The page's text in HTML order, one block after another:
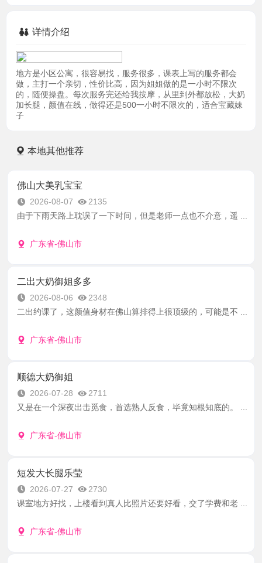
详情介绍
地方是小区公寓，很容易找，服务很多，课表上写的服务都会
做，主打一个亲切，性价比高，因为姐姐做的是一小时不限次
的，随便操盘。每次服务完还给我按摩，从里到外都放松，大奶
加长腿，颜值在线，做得还是500一小时不限次的，适合宝藏妹
子
本地其他推荐
佛山大美乳宝宝
2026-08-07
2135
由于下雨天路上耽误了一下时间，但是老师一点也不介意，遥 ...
广东省-佛山市
二出大奶御姐多多
2026-08-06
2348
二出约课了，这颜值身材在佛山算排得上很顶级的，可能是不 ...
广东省-佛山市
顺德大奶御姐
2026-07-28
2711
又是在一个深夜出击觅食，首选熟人反食，毕竟知根知底的。 ...
广东省-佛山市
短发大长腿乐莹
2026-07-27
2730
课室地方好找，上楼看到真人比照片还要好看，交了学费和老 ...
广东省-佛山市